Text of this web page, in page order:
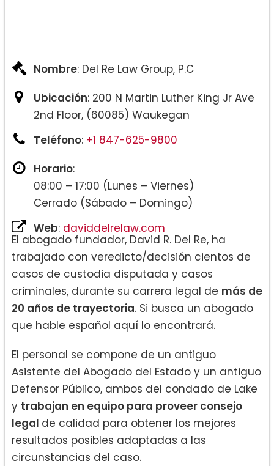
Nombre: Del Re Law Group, P.C
Ubicación: 200 N Martin Luther King Jr Ave
2nd Floor, (60085) Waukegan
Teléfono: +1 847-625-9800
Horario:
08:00 – 17:00 (Lunes – Viernes)
Cerrado (Sábado – Domingo)
Web: daviddelrelaw.com
El abogado fundador, David R. Del Re, ha
trabajado con veredicto/decisión cientos de
casos de custodia disputada y casos
criminales, durante su carrera legal de más de
20 años de trayectoria. Si busca un abogado
que hable español aquí lo encontrará.
El personal se compone de un antiguo
Asistente del Abogado del Estado y un antiguo
Defensor Público, ambos del condado de Lake
y trabajan en equipo para proveer consejo
legal de calidad para obtener los mejores
resultados posibles adaptadas a las
circunstancias del caso.